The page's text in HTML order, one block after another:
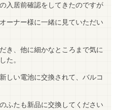
入居前確認をしてきたのですが
ーナー様に一緒に見ていただい
き、他に細かなところまで気に
た。
しい電池に交換されて、バルコ
ふたも新品に交換してください